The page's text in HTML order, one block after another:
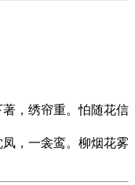
，绣帘重。怕随花信
，一衾鸾。柳烟花雾